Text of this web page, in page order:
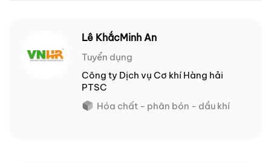
Lê KhắcMinh An
Tuyển dụng
Công ty Dịch vụ Cơ khí Hàng hải
PTSC
Hóa chất - phân bón - dầu khí